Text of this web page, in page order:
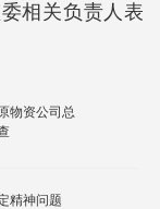
相关负责人表
物资公司总
精神问题